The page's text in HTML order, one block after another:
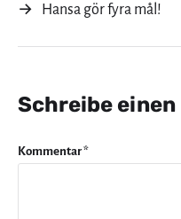
→
Hansa gör fyra mål!
Schreibe
Kommentar*